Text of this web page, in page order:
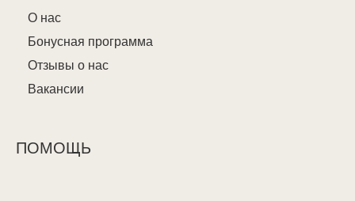
О нас
Бонусная программа
Отзывы о нас
Вакансии
ПОМОЩЬ